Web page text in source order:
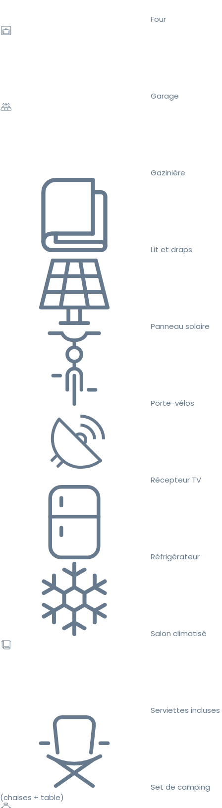
Four
Garage
Gazinière
Lit et draps
Panneau solaire
Porte-vélos
Récepteur TV
Réfrigérateur
Salon climatisé
Serviettes incluses
Set de camping
(chaises + table)